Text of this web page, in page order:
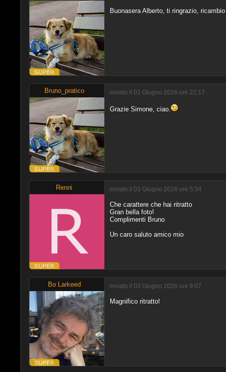
Buonasera Alberto, ti ringrazio,
Bruno_pratico inviato il 02 Giugno 2026 ore 22:17
Grazie Simone, ciao.
Renni inviato il 03 Giugno 2026 ore 5:34
Che carattere che hai ritratto
Gran bella foto!
Complimenti Bruno
Un caro saluto amico mio
Bo Larkeed inviato il 03 Giugno 2026 ore 9:07
Magnifico ritratto!